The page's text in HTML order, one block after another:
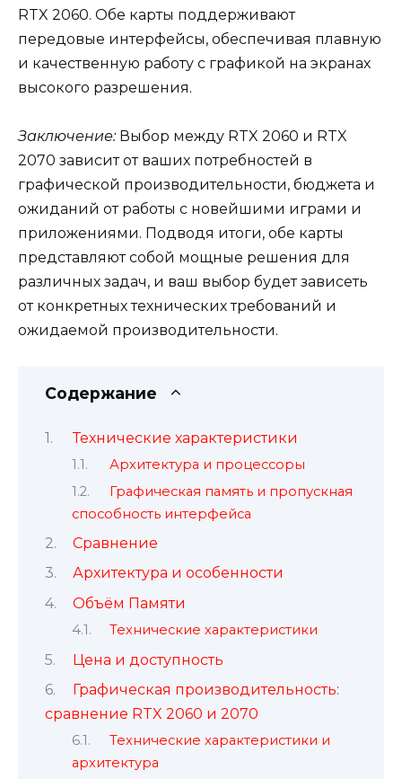
RTX 2060. Обе карты поддерживают
передовые интерфейсы, обеспечивая плавную
и качественную работу с графикой на экранах
высокого разрешения.
Заключение:Выбор между RTX 2060 и RTX
2070 зависит от ваших потребностей в
графической производительности, бюджета и
ожиданий от работы с новейшими играми и
приложениями. Подводя итоги, обе карты
представляют собой мощные решения для
различных задач, и ваш выбор будет зависеть
от конкретных технических требований и
ожидаемой производительности.
Содержание
Технические характеристики
Архитектура и процессоры
Графическая память и пропускная
способность интерфейса
Сравнение
Архитектура и особенности
Объём Памяти
Технические характеристики
Цена и доступность
Графическая производительность:
сравнение RTX 2060 и 2070
Технические характеристики и
архитектура